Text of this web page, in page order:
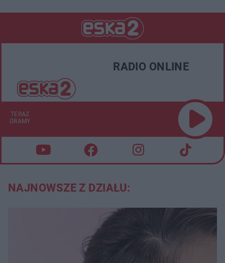
RADIO ONLINE
TERAZ
GRAMY
NAJNOWSZE Z DZIAŁU: